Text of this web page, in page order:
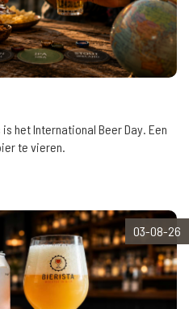
het International Beer Day. Een
te vieren.
03-08-26